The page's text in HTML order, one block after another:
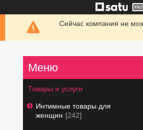
Сейчас компания не
Товары и услуги
Интимные товары для
женщин
242